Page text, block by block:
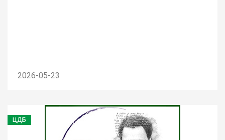
2026-05-23
ЦДБ